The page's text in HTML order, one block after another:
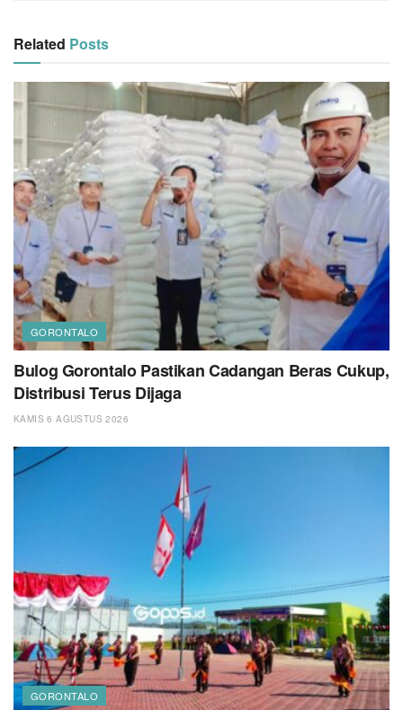
Related Posts
GORONTALO
Bulog Gorontalo Pastikan Cadangan Beras Cukup,
Distribusi Terus Dijaga
KAMIS 6 AGUSTUS 2026
GORONTALO